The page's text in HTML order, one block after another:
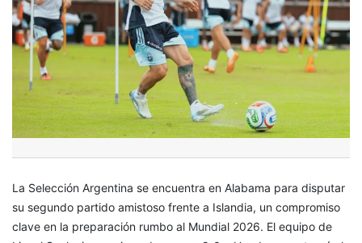
La Selección Argentina se encuentra en Alabama para disputar
su segundo partido amistoso frente a Islandia, un compromiso
clave en la preparación rumbo al Mundial 2026. El equipo de